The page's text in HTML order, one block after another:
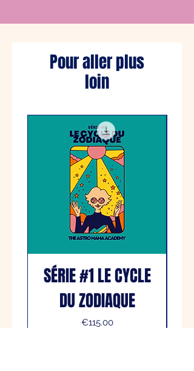
Pour aller plus
loin
SÉRIE #1 LE CYCLE
DU ZODIAQUE
Price
€115.00